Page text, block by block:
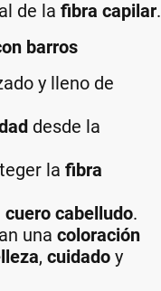
de la fibra capilar.
barros
y lleno de
desde la
la fibra
cuero cabelludo.
una coloración
, cuidado y